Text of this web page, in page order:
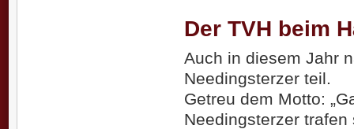
Der TVH beim
Auch in diesem Jahr
Needingsterzer teil.
Getreu dem Motto:
Needingsterzer